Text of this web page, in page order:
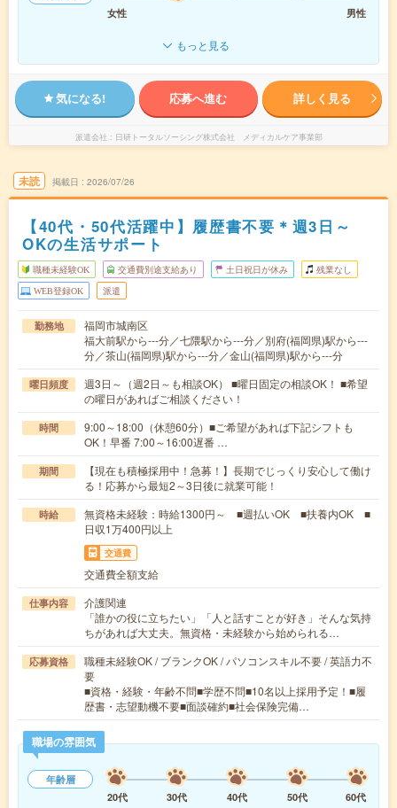
女性
男性
もっと見る
気になる! 応募へ進む 詳しく見る
派遣会社 日研トータルソーシング株式会社 メディカルケア事業部
未読 掲載日 2026/07/26
【40代・50代活躍中】履歴書不要＊週3日～
OKの生活サポート
職種未経験OK 交通費別途支給あり 土日祝日が休み 残業なし
WEB登録OK 派遣
勤務地
福岡市城南区
福大前駅から---分／七隈駅から---分／別府(福岡県)駅から---
分／茶山(福岡県)駅から---分／金山(福岡県)駅から---分
曜日頻度
週3日～（週2日～も相談OK） ■曜日固定の相談OK！ ■希望
の曜日があればご相談ください！
時間
9:00～18:00（休憩60分）■ご希望があれば下記シフトも
OK！早番 7:00～16:00遅番 …
期間
【現在も積極採用中！急募！】長期でじっくり安心して働け
る！応募から最短2～3日後に就業可能！
時給
無資格未経験：時給1300円～ ■週払いOK ■扶養内OK ■
日収1万400円以上
交通費
交通費全額支給
仕事内容
介護関連
「誰かの役に立ちたい」「人と話すことが好き」そんな気持
ちがあれば大丈夫。無資格・未経験から始められる…
応募資格
職種未経験OK / ブランクOK / パソコンスキル不要 / 英語力不
要
■資格・経験・年齢不問■学歴不問■10名以上採用予定！■履
歴書・志望動機不要■面談確約■社会保険完備…
職場の雰囲気
年齢層
20代
30代 40代 50代
60代